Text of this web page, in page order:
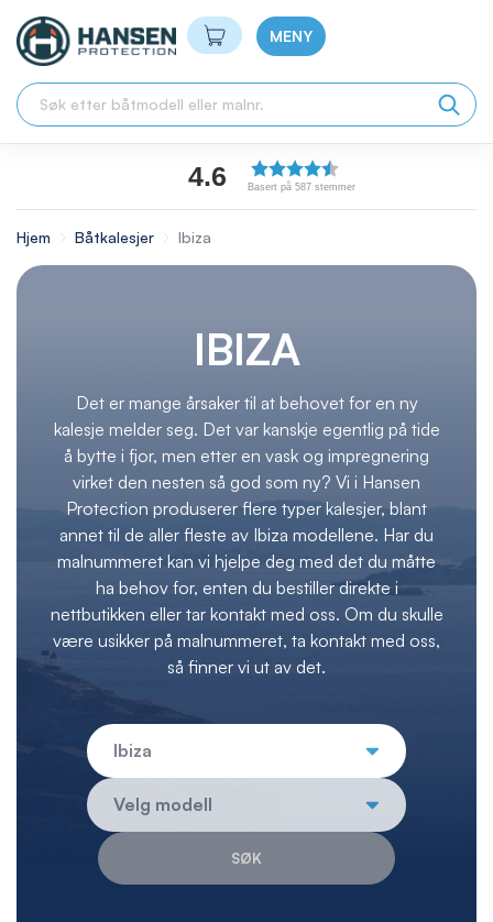
Min handlekurv
MENY
4.6 Basert på 587 stemmer
Hjem Båtkalesjer Ibiza
IBIZA
Det er mange årsaker til at behovet for en ny
kalesje melder seg. Det var kanskje egentlig på tide
å bytte i fjor, men etter en vask og impregnering
virket den nesten så god som ny? Vi i Hansen
Protection produserer flere typer kalesjer, blant
annet til de aller fleste av Ibiza modellene. Har du
malnummeret kan vi hjelpe deg med det du måtte
ha behov for, enten du bestiller direkte i
nettbutikken eller tar kontakt med oss. Om du skulle
være usikker på malnummeret, ta kontakt med oss,
så finner vi ut av det.
SØK